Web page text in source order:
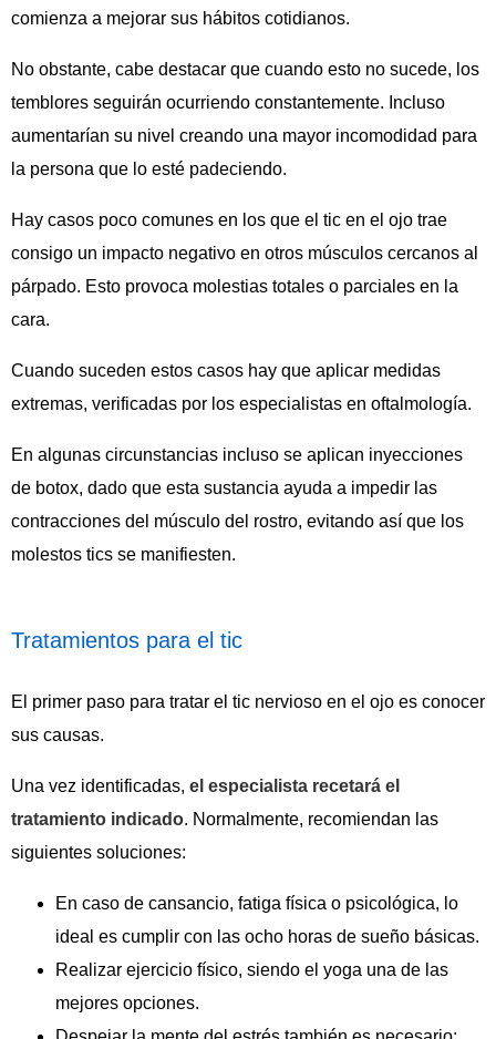
comienza a mejorar sus hábitos cotidianos.
No obstante, cabe destacar que cuando esto no sucede, los
temblores seguirán ocurriendo constantemente. Incluso
aumentarían su nivel creando una mayor incomodidad para
la persona que lo esté padeciendo.
Hay casos poco comunes en los que el tic en el ojo trae
consigo un impacto negativo en otros músculos cercanos al
párpado. Esto provoca molestias totales o parciales en la
cara.
Cuando suceden estos casos hay que aplicar medidas
extremas, verificadas por los especialistas en oftalmología.
En algunas circunstancias incluso se aplican inyecciones
de botox, dado que esta sustancia ayuda a impedir las
contracciones del músculo del rostro, evitando así que los
molestos tics se manifiesten.
Tratamientos para el tic
El primer paso para tratar el tic nervioso en el ojo es conocer
sus causas.
Una vez identificadas, el especialista recetará el
tratamiento indicado. Normalmente, recomiendan las
siguientes soluciones:
En caso de cansancio, fatiga física o psicológica, lo
ideal es cumplir con las ocho horas de sueño básicas.
Realizar ejercicio físico, siendo el yoga una de las
mejores opciones.